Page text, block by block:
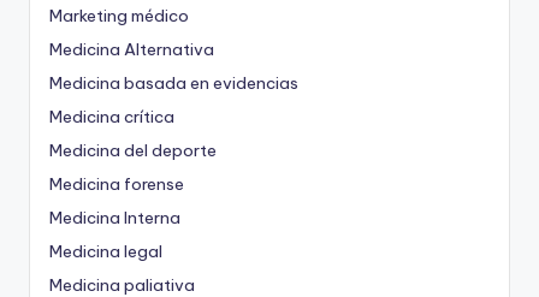
Marketing médico
Medicina Alternativa
Medicina basada en evidencias
Medicina crítica
Medicina del deporte
Medicina forense
Medicina Interna
Medicina legal
Medicina paliativa